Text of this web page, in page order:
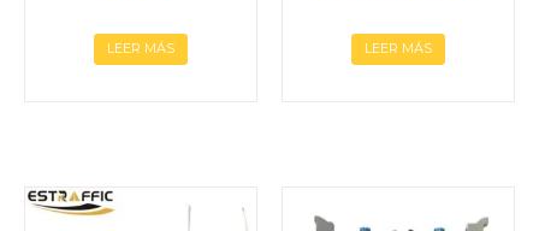
LEER MÁS LEER MÁS